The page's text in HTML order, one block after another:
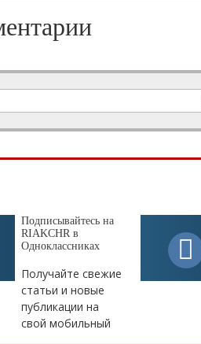
Подписывайтесь на
RIAKCHR в
Одноклассниках
Получайте свежие
статьи и новые
публикации на
свой мобильный